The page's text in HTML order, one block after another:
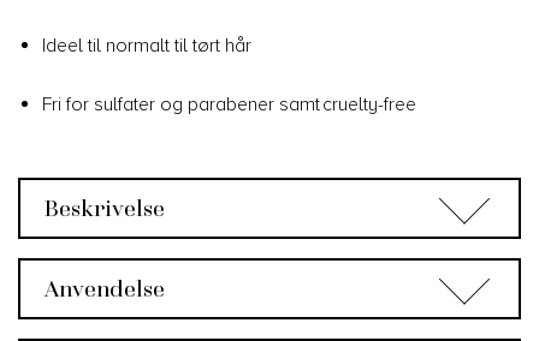
Ideel til normalt til tørt hår
Fri for sulfater og parabener samt cruelty-free
Beskrivelse
Anvendelse